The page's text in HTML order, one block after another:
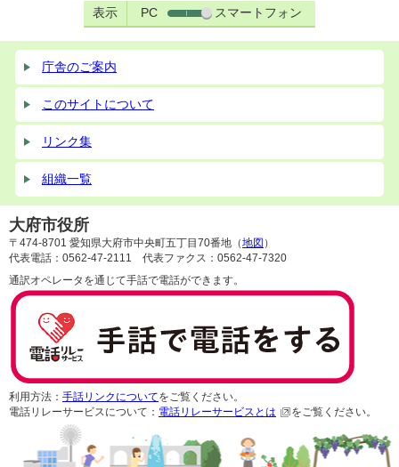
表示 PC スマートフォン
庁舎のご案内
このサイトについて
リンク集
組織一覧
大府市役所
〒474-8701 愛知県大府市中央町五丁目70番地（地図 ）
代表電話：0562-47-2111 代表ファクス：0562-47-7320
通訳オペレータを通じて手話で電話ができます。
利用方法： 手話リンクについてをご覧ください。
電話リレーサービスについて： 電話リレーサービスとは をご覧ください。